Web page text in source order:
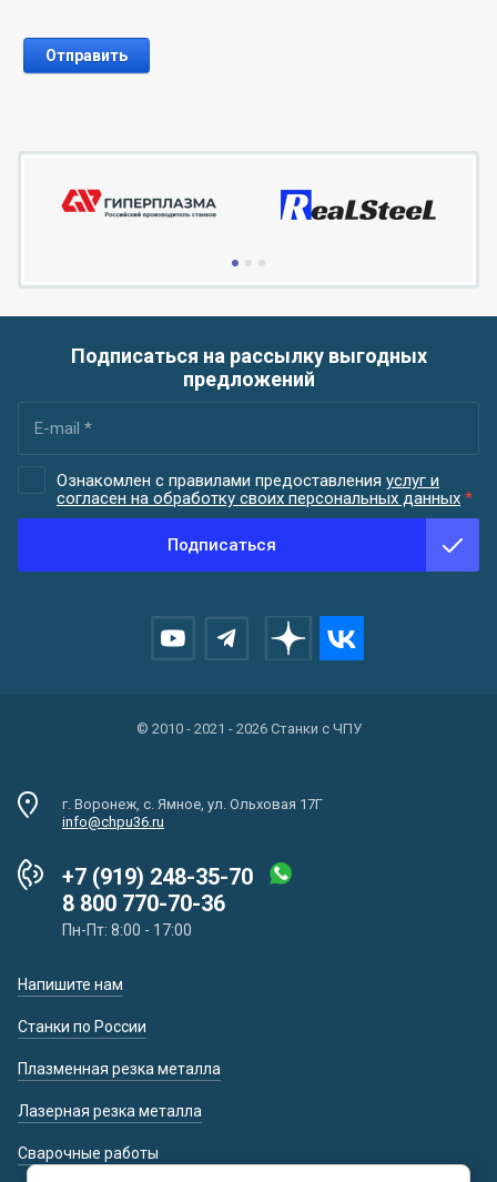
Отправить
Подписаться на рассылку выгодных
предложений
Ознакомлен с правилами предоставления услуг и
согласен на обработку своих персональных данных *
Подписаться
© 2010 - 2021 - 2026 Станки с ЧПУ
г. Воронеж, с. Ямное, ул. Ольховая 17Г
info@chpu36.ru
+7 (919) 248-35-70
8 800 770-70-36
Пн-Пт: 8:00 - 17:00
Напишите нам
Станки по России
Плазменная резка металла
Лазерная резка металла
Сварочные работы